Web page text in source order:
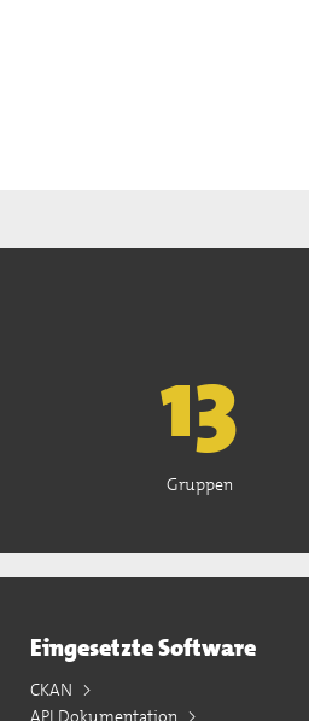
13
Gruppen
Eingesetzte Software
CKAN
API Dokumentation